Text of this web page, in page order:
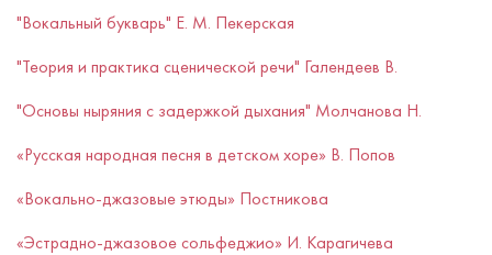
"Вокальный букварь" Е. М. Пекерская
"Теория и практика сценической речи" Галендеев В.
"Основы ныряния с задержкой дыхания" Молчанова Н.
«Русская народная песня в детском хоре» В. Попов
«Вокально-джазовые этюды» Постникова
«Эстрадно-джазовое сольфеджио» И. Карагичева